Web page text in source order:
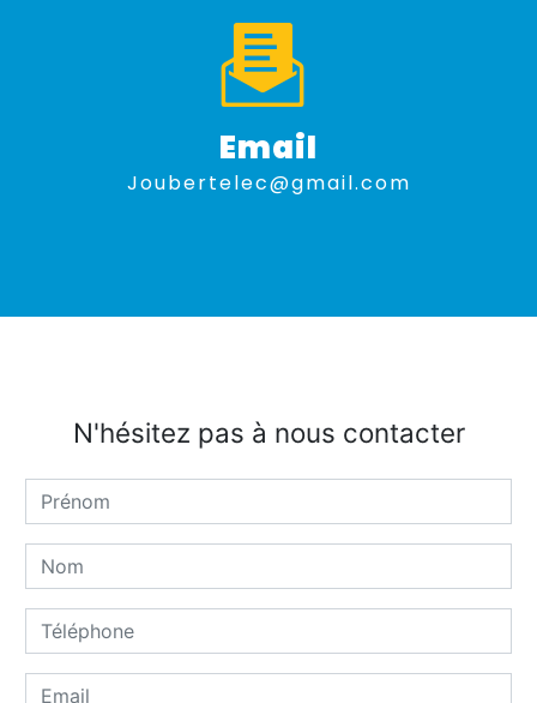
Email
joubertelec@gmail.com
N'hésitez pas à nous contacter